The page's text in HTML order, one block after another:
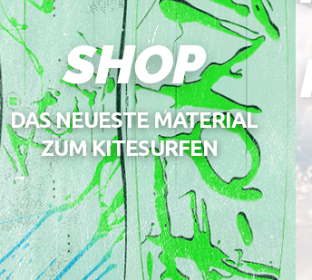
SHOP
DAS NEUESTE MATERIAL
ZUM KITESURFEN